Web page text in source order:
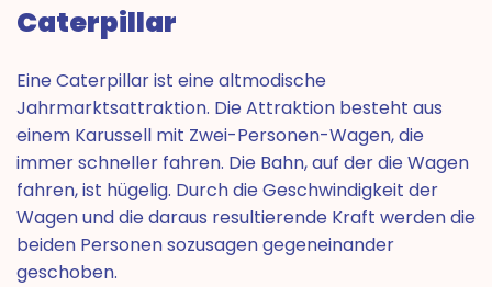
Caterpillar
Eine Caterpillar ist eine altmodische
Jahrmarktsattraktion. Die Attraktion besteht aus
einem Karussell mit Zwei-Personen-Wagen, die
immer schneller fahren. Die Bahn, auf der die Wagen
fahren, ist hügelig. Durch die Geschwindigkeit der
Wagen und die daraus resultierende Kraft werden die
beiden Personen sozusagen gegeneinander
geschoben.